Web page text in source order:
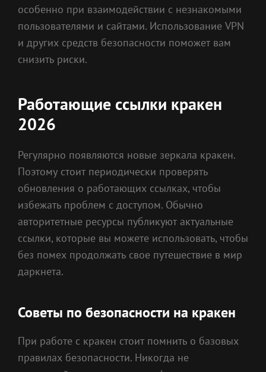
особенно при взаимодействии с незнакомыми
пользователями и сайтами. Использование VPN
и других средств безопасности поможет вам
снизить риски.
Работающие ссылки кракен
2026
Регулярно появляются новые зеркала кракен.
Поэтому стоит периодически проверять
обновления о работающих ссылках, чтобы
избежать проблем с доступом. Обычно
авторитетные ресурсы публикуют актуальные
ссылки, которые вы можете использовать, чтобы
без помех продолжать свое путешествие в мир
даркнета.
Советы по безопасности на кракен
При работе с кракен стоит помнить о базовых
правилах безопасности. Никогда не